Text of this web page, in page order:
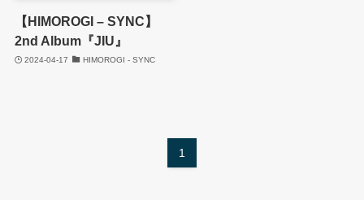
【HIMOROGI – SYNC】
2nd Album『JIU』
2024-04-17 HIMOROGI - SYNC
1